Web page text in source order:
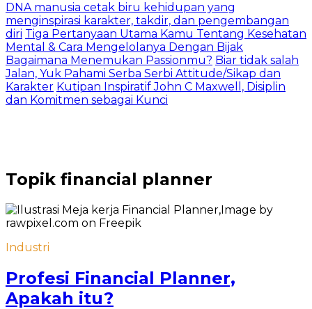
DNA manusia cetak biru kehidupan yang
menginspirasi karakter, takdir, dan pengembangan
diri Tiga Pertanyaan Utama Kamu Tentang Kesehatan
Mental & Cara Mengelolanya Dengan Bijak
Bagaimana Menemukan Passionmu? Biar tidak salah
Jalan, Yuk Pahami Serba Serbi Attitude/Sikap dan
Karakter Kutipan Inspiratif John C Maxwell, Disiplin
dan Komitmen sebagai Kunci
Topik financial planner
Industri
Profesi Financial Planner,
Apakah itu?